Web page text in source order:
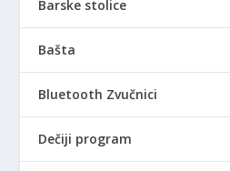
Barske stolice
Bašta
Bluetooth Zvučnici
Dečiji program